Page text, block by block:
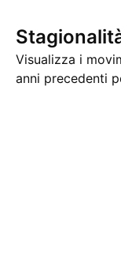
Visualizza i
anni precedenti